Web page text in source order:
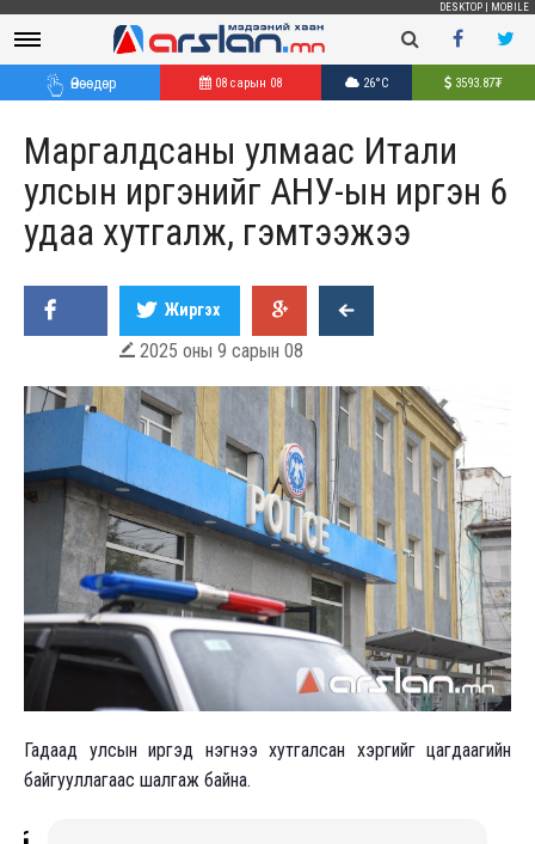
DESKTOP MOBILE
Өнөөдөр 08 сарын 08 26°C 3593.87₮
Маргалдсаны улмаас Итали
улсын иргэнийг АНУ-ын иргэн 6
удаа хутгалж, гэмтээжээ
Жиргэх
 2025 оны 9 сарын 08
Гадаад улсын иргэд нэгнээ хутгалсан хэргийг цагдаагийн
байгууллагаас шалгаж байна.